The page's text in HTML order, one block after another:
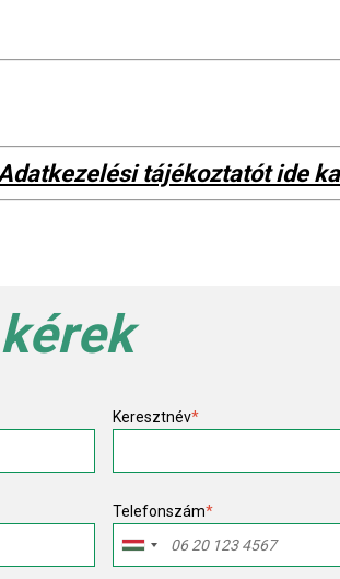
tájékoztatót ide
Keresztnév*
Telefonszám*